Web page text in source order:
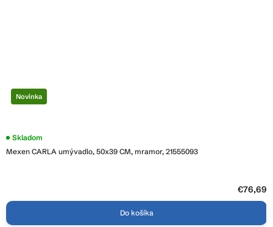
Novinka
Mexen CARLA umývadlo, 50x39 CM, mramor, 21555093
Skladom
€76,69
Do košíka